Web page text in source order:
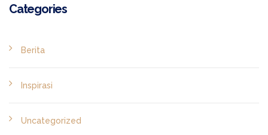
Categories
Berita
Inspirasi
Uncategorized